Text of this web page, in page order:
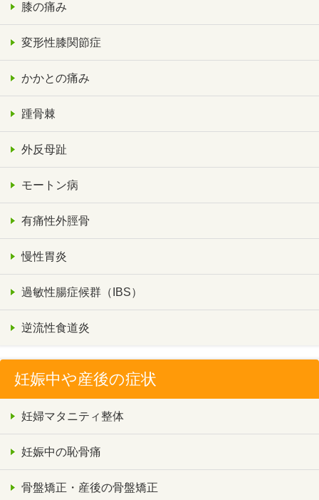
膝の痛み
変形性膝関節症
かかとの痛み
踵骨棘
外反母趾
モートン病
有痛性外脛骨
慢性胃炎
過敏性腸症候群（IBS）
逆流性食道炎
妊娠中や産後の症状
妊婦マタニティ整体
妊娠中の恥骨痛
骨盤矯正・産後の骨盤矯正